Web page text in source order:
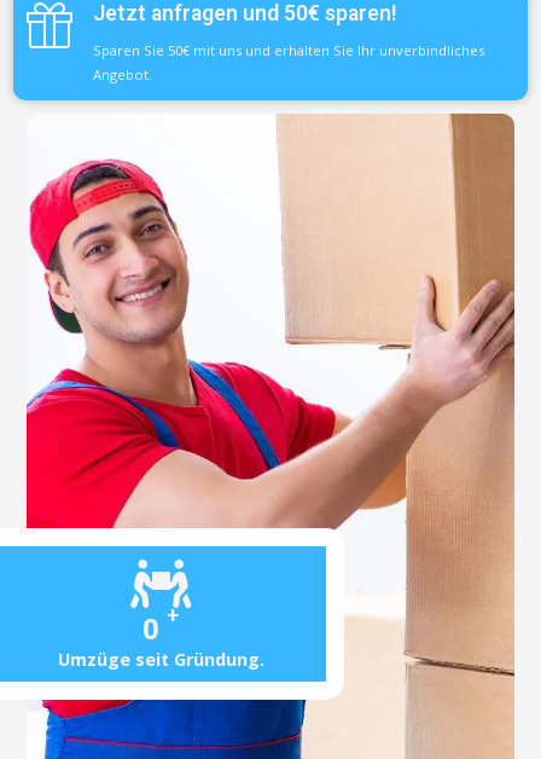
0 +
Umzüge seit Gründung.
Jetzt anfragen und 50€ sparen!
Sparen Sie 50€ mit uns und erhalten Sie Ihr unverbindliches
Angebot.